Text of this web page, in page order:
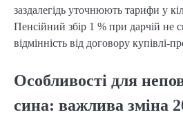
заздалегідь уточнюють тарифи у
Пенсійний збір 1 % при дарчій не
відмінність від договору купівлі-
Особливості для
сина: важлива зміна